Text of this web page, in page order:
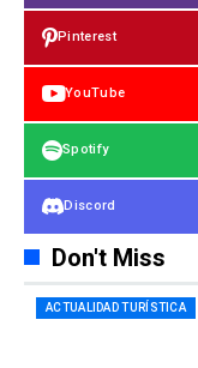
Pinterest
YouTube
Spotify
Discord
Don't Miss
ACTUALIDAD TURÍSTICA